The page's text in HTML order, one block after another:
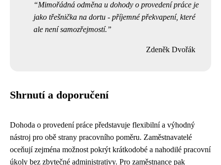
Mimořádná odměna u dohody o provedení práce je
jako třešnička na dortu - příjemné překvapení, které
ale není samozřejmostí.
Zdeněk Dvořák
Shrnutí a doporučení
Dohoda o provedení práce představuje flexibilní a výhodný
nástroj pro obě strany pracovního poměru. Zaměstnavatelé
oceňují zejména možnost pokrýt krátkodobé a nahodilé pracovní
úkoly bez zbytečné administrativy. Pro zaměstnance pak